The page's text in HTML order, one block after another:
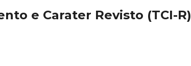
e Carater Revisto (TCI-R)